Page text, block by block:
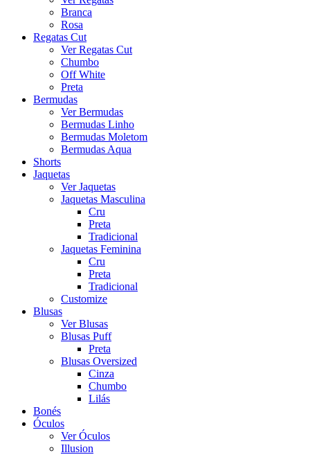
Branca
Rosa
Regatas Cut
Ver Regatas Cut
Chumbo
Off White
Preta
Bermudas
Ver Bermudas
Bermudas Linho
Bermudas Moletom
Bermudas Aqua
Shorts
Jaquetas
Ver Jaquetas
Jaquetas Masculina
Cru
Preta
Tradicional
Jaquetas Feminina
Cru
Preta
Tradicional
Customize
Blusas
Ver Blusas
Blusas Puff
Preta
Blusas Oversized
Cinza
Chumbo
Lilás
Bonés
Óculos
Ver Óculos
Illusion